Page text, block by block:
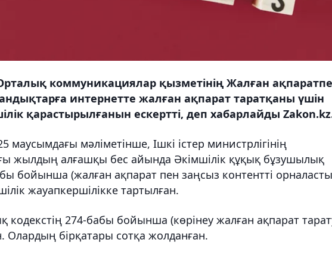
коммуникациялар қызметінің Жалған
интернетте жалған ақпарат таратқаны үшін
қарастырылғанын ескертті, деп хабарлайды
мәліметінше, Ішкі істер министрлігінің
жылдың алғашқы бес айында Әкімшілік құқық бұзушылық
бойынша (жалған ақпарат пен заңсыз контентті
жауапкершілікке тартылған.
274-бабы бойынша (көрінеу жалған ақпарат
Олардың бірқатары сотқа жолданған.